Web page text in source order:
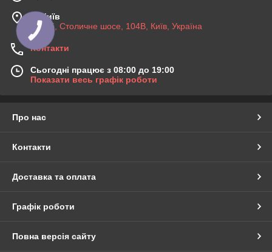
м. Київ
03045, Столичне шосе, 104B, Київ, Україна
Контакти
Сьогодні працює з 08:00 до 19:00
Показати весь графік роботи
Про нас
Контакти
Доставка та оплата
Графік роботи
Повна версія сайту